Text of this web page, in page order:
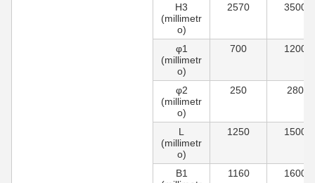
H3
(millimetr
o)
2570 3500
φ1
(millimetr
o)
700 1200
φ2
(millimetr
o)
250 280
L
(millimetr
o)
1250 1500
B1
1160 1600